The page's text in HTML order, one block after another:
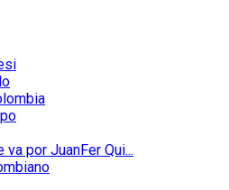
por JuanFer Qui...